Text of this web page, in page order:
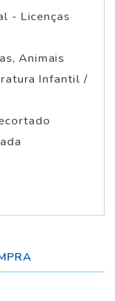
- Licenças
Animais
Infantil /